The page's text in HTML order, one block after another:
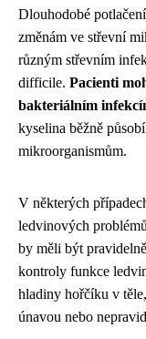
Dlouhodobé
změnám ve střevní
různým střevním
difficile. Pacienti
bakteriálním
kyselina běžně
mikroorganismům.
V některých
ledvinových
by měli být
kontroly funkce
hladiny hořčíku v
únavou nebo